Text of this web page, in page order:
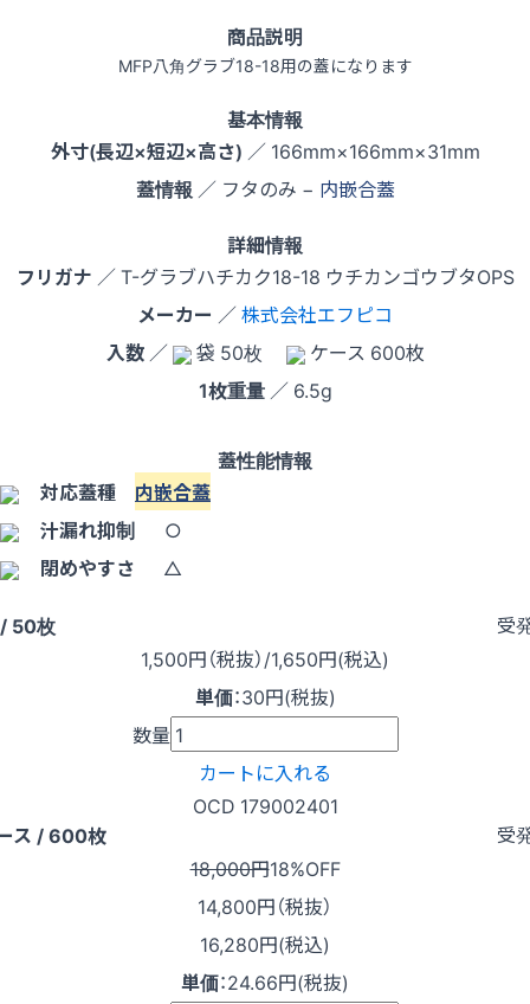
商品説明
MFP八角グラブ18-18用の蓋になります
基本情報
外寸(長辺×短辺×高さ) ／ 166mm×166mm×31mm
蓋情報 ／ フタのみ − 内嵌合蓋
詳細情報
フリガナ ／ T-グラブハチカク18-18 ウチカンゴウブタOPS
メーカー ／株式会社エフピコ
入数／ 袋 50枚
ケース 600枚
1枚重量／ 6.5g
蓋性能情報
対応蓋種 内嵌合蓋
汁漏れ抑制
○
閉めやすさ
△
50枚
受
1,500円（税抜）/1,650円(税込)
単価：30円(税抜)
数量
カートに入れる
OCD 179002401
ス / 600枚
受
18,000円18%OFF
14,800円（税抜）
16,280円(税込)
単価：24.66円(税抜)